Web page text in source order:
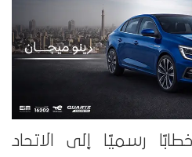
رسميًا إلى الاتحاد